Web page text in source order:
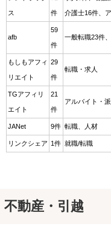
ス 件 介護士16件、
afb
59
件
一般転職23件
もしもアフィ
リエイト
29
件
転職・求人
TGアフィリ
エイト
21
件
アルバイト・
JANet 9件 転職、人材
リンクシェア 1件 就職/転職
不動産・引越